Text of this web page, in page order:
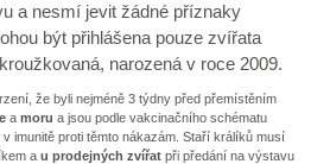
a nesmí jevit žádné příznaky
být přihlášena pouze zvířata
narozená v roce 2009.
že byli nejméně 3 týdny před přemístěním
a moru a jsou podle vakcinačního schématu
imunitě proti těmto nákazám. Staří králíků musí
a u prodejných zvířat při předání na výstavu